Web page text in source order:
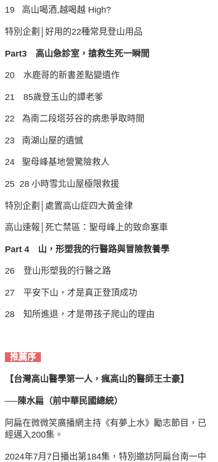
19 高山喝酒,越喝越 High?
特別企劃│好用的22種常見登山用品
Part3 高山急診室，搶救生死一瞬間
20 水鹿哥的新書差點變遺作
21 85歲登玉山的譚老爹
22 為南二段塔芬谷的病患爭取時間
23 南湖山屋的遺憾
24 聖母峰基地營驚險救人
25 28 小時雪北山屋極限救援
特別企劃│處置高山症四大黃金律
高山速報│死亡禁區：聖母峰上的致命塞車
Part 4 山，形塑我的行醫路與冒險教養學
26 登山形塑我的行醫之路
27 平安下山，才是真正登頂成功
28 知所進退，才是帶孩子爬山的理由
推薦序
【台灣高山醫學第一人，瘋高山的醫師王士豪】
──陳水扁（前中華民國總統）
阿扁在微微笑廣播網主持《有夢上水》勵志節目，已
經邁入200集。
2024年7月7日播出第184集，特別邀訪阿扁台南一中